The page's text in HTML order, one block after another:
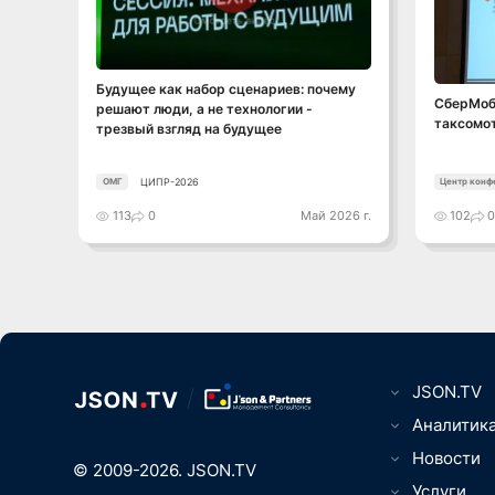
Смотреть видео
Будущее как набор сценариев: почему
решают люди, а не технологии -
трезвый взгляд на будущее
ОМГ ЦИПР-2026
113 0 Май 2026 г.
Центр
102 0
© 2009-2026. JSON.TV
JSON.TV
Телематика,
ТВ, видео-,
Новости
Менеджмент